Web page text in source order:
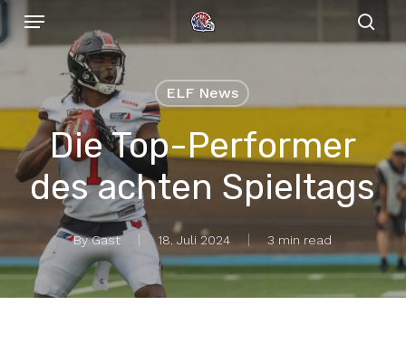
Skip
to
Menu
ELF News
Die Top-Performer
des achten Spieltags
By Gast 18. Juli 2024 3 min read